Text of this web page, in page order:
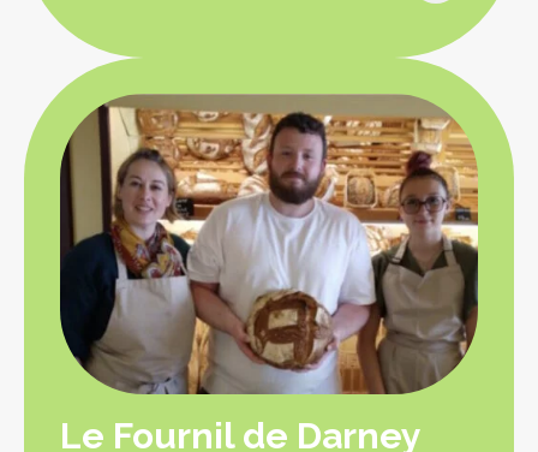
Le Fournil de Darney